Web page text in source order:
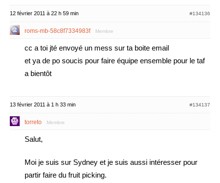
12 février 2011 à 22 h 59 min #134136
roms-mb-58c8f7334983f Membre
cc a toi jté envoyé un mess sur ta boite email
et ya de po soucis pour faire équipe ensemble pour le taf
a bientôt
13 février 2011 à 1 h 33 min #134137
torreto Membre
Salut,
Moi je suis sur Sydney et je suis aussi intéresser pour
partir faire du fruit picking.